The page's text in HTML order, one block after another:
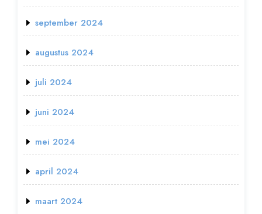
september 2024
augustus 2024
juli 2024
juni 2024
mei 2024
april 2024
maart 2024